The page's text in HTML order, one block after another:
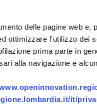
delle pagine web e,
ottimizzare l’utilizzo
prima parte in
alla navigazione e
it/
Valore economico
4.144.331,35 €
Partner